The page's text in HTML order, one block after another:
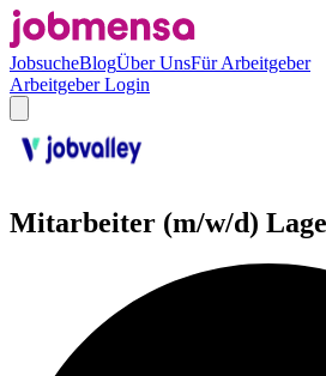
JobsucheBlogÜber UnsFür Arbeitgeber
Arbeitgeber Login
Mitarbeiter (m/w/d)